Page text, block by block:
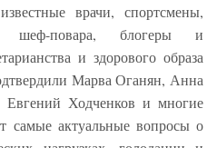
врачи, спортсмены,
шеф-повара, блогеры и
и здорового образа
Марва Оганян, Анна
Евгений Ходченков и многие
самые актуальные вопросы о